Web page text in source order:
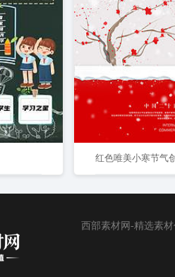
红色唯美小寒节气
西部素材网-精选素